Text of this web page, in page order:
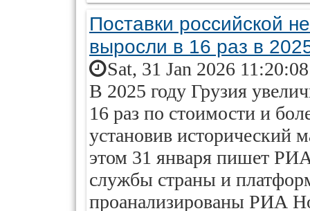
Поставки российской
выросли в 16 раз в
Sat, 31 Jan 2026
В 2025 году Грузия
16 раз по стоимости и
установив исторический
этом 31 января пишет
службы страны и
проанализированы РИА